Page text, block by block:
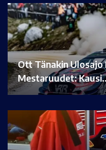
Ott Tänakin Ulosajo
Mestaruudet: